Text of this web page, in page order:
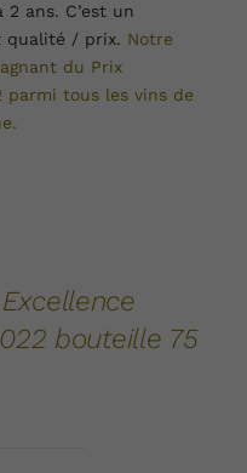
2 ans. C’est un
qualité / prix. Notre
du Prix
parmi tous les vins de
bouteille 75